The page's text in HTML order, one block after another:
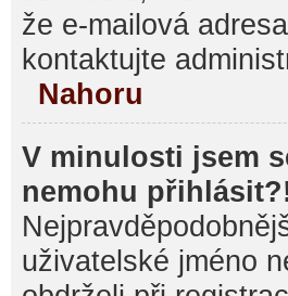
že e-mailová
kontaktujte
Nahoru
V minulosti jsem
nemohu
uživatelské jméno